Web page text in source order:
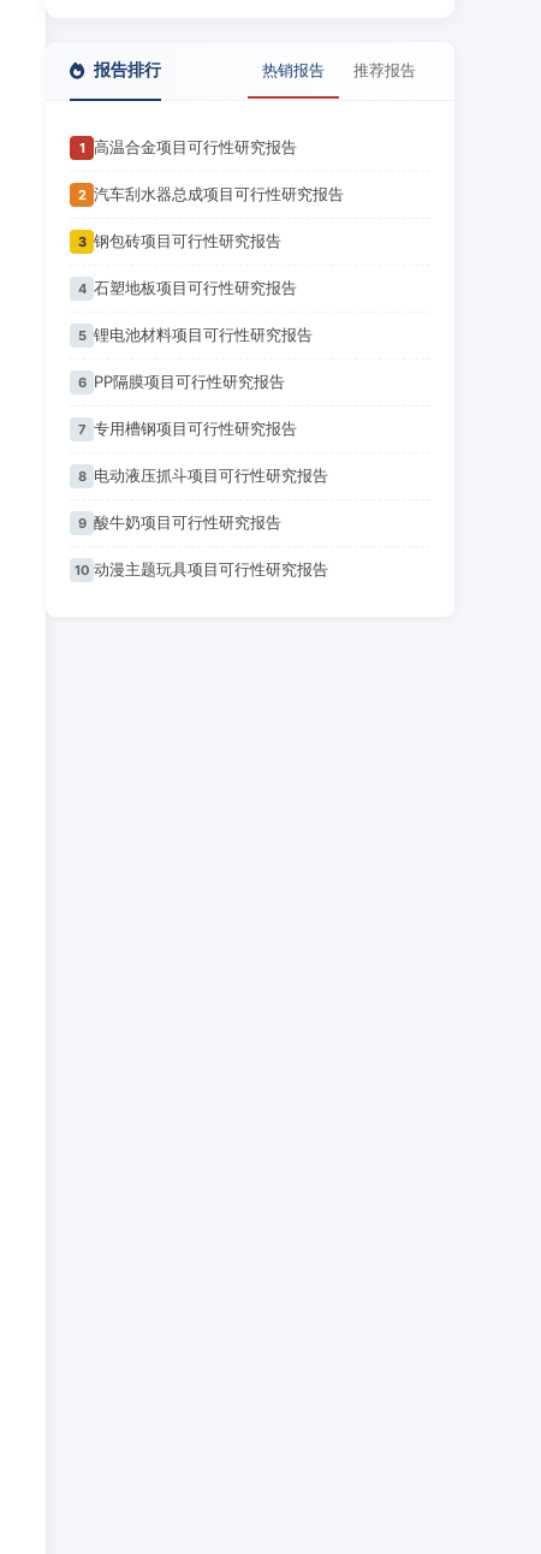
报告排行 热销报告 推荐报告
1 高温合金项目可行性研究报告
2 汽车刮水器总成项目可行性研究报告
3 钢包砖项目可行性研究报告
4 石塑地板项目可行性研究报告
5 锂电池材料项目可行性研究报告
6 PP隔膜项目可行性研究报告
7 专用槽钢项目可行性研究报告
8 电动液压抓斗项目可行性研究报告
9 酸牛奶项目可行性研究报告
10 动漫主题玩具项目可行性研究报告